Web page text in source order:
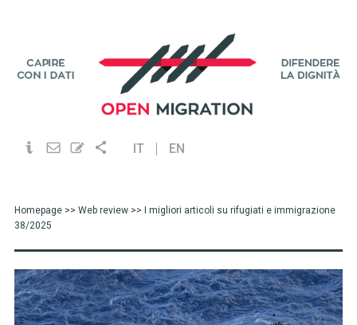
IT EN
Homepage>> Web review>> I migliori articoli su rifugiati e immigrazione
38/2025